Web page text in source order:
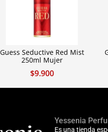
Guess Seductive Red Mist
250ml Mujer
$9.900
Yessenia
Es una tienda